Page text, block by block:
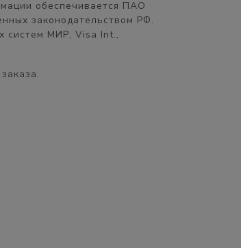
обеспечивается ПАО
законодательством РФ.
систем МИР, Visa Int.,